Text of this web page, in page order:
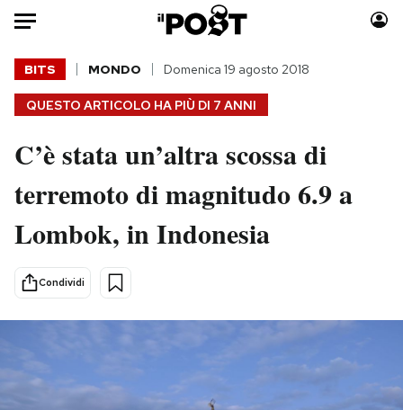
Auto
HOME
Italia
Politica
Tecnologia
Scienza
Moda
Consumismi
Storie/Idee
Altrecose
Mondiali calcio 2026
QUESTO ARTICOLO HA PIÙ DI 7 ANNI
BITS MONDO Domenica 19 agosto 2018
C’è stata un’altra scossa di
terremoto di magnitudo 6.9 a
Lombok, in Indonesia
Condividi